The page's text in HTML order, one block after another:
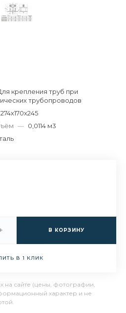
крепления труб при
трубопроводов
274х170х245
— 0,0114 м3
В КОРЗИНУ
В 1 КЛИК
на сайте (цены, фотографии,
характер и не